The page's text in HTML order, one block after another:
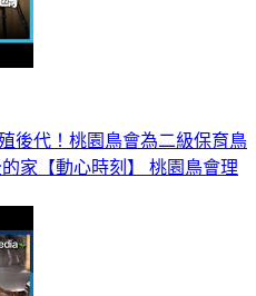
後代！桃園鳥會為二級保育鳥
家【動心時刻】 桃園鳥會理